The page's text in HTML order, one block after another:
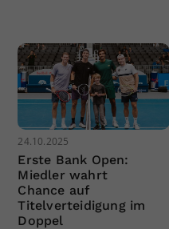
24.10.2025
Erste Bank Open:
Miedler wahrt
Chance auf
Titelverteidigung im
Doppel